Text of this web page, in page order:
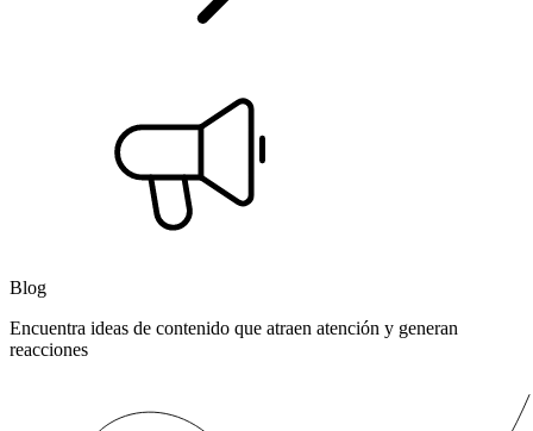
Blog
Encuentra ideas de contenido que atraen atención y generan
reacciones